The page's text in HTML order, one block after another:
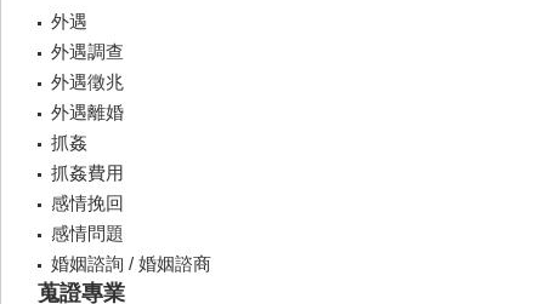
外遇
外遇調查
外遇徵兆
外遇離婚
抓姦
抓姦費用
感情挽回
感情問題
婚姻諮詢 / 婚姻諮商
蒐證專業